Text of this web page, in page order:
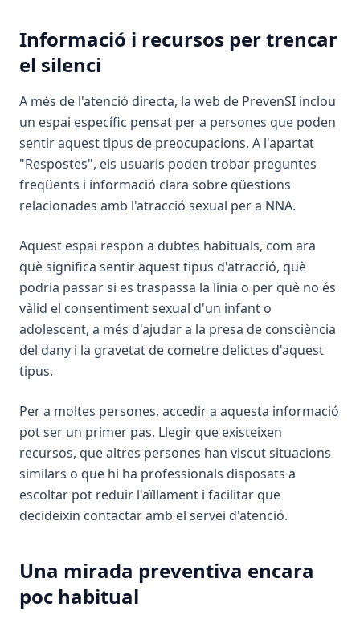
Informació i recursos per trencar
el silenci
A més de l'atenció directa, la web de PrevenSI inclou
un espai específic pensat per a persones que poden
sentir aquest tipus de preocupacions. A l'apartat
"Respostes", els usuaris poden trobar preguntes
freqüents i informació clara sobre qüestions
relacionades amb l'atracció sexual per a NNA.
Aquest espai respon a dubtes habituals, com ara
què significa sentir aquest tipus d'atracció, què
podria passar si es traspassa la línia o per què no és
vàlid el consentiment sexual d'un infant o
adolescent, a més d'ajudar a la presa de consciència
del dany i la gravetat de cometre delictes d'aquest
tipus.
Per a moltes persones, accedir a aquesta informació
pot ser un primer pas. Llegir que existeixen
recursos, que altres persones han viscut situacions
similars o que hi ha professionals disposats a
escoltar pot reduir l'aïllament i facilitar que
decideixin contactar amb el servei d'atenció.
Una mirada preventiva encara
poc habitual